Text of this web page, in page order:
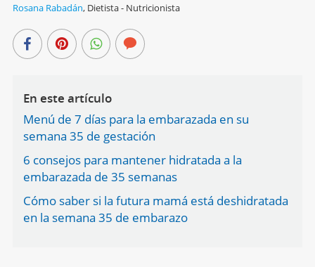
Rosana Rabadán, Dietista - Nutricionista
En este artículo
Menú de 7 días para la embarazada en su
semana 35 de gestación
6 consejos para mantener hidratada a la
embarazada de 35 semanas
Cómo saber si la futura mamá está deshidratada
en la semana 35 de embarazo